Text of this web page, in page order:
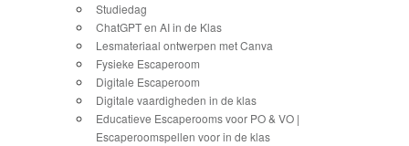
Studiedag
ChatGPT en AI in de Klas
Lesmateriaal ontwerpen met Canva
Fysieke Escaperoom
Digitale Escaperoom
Digitale vaardigheden in de klas
Educatieve Escaperooms voor PO & VO |
Escaperoomspellen voor in de klas